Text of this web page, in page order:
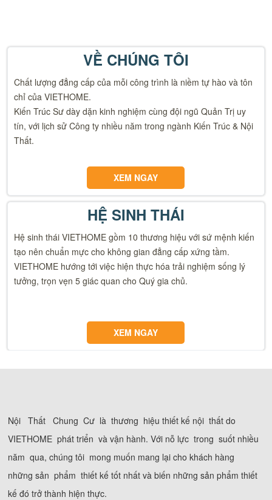
VỀ CHÚNG TÔI
Chất lượng đẳng cấp của mỗi công trình là niềm tự hào và tôn
chỉ của VIETHOME.
Kiến Trúc Sư dày dặn kinh nghiệm cùng đội ngũ Quản Trị uy
tín, với lịch sử Công ty nhiều năm trong ngành Kiến Trúc & Nội
Thất.
XEM NGAY
HỆ SINH THÁI
Hệ sinh thái VIETHOME gồm 10 thương hiệu với sứ mệnh kiến
tạo nên chuẩn mực cho không gian đẳng cấp xứng tầm.
VIETHOME hướng tới việc hiện thực hóa trải nghiệm sống lý
tưởng, trọn vẹn 5 giác quan cho Quý gia chủ.
XEM NGAY
Nội Thất Chung Cư là thương hiệu thiết kế nội thất do
VIETHOME phát triển và vận hành. Với nỗ lực trong suốt nhiều
năm qua, chúng tôi mong muốn mang lại cho khách hàng
những sản phẩm thiết kế tốt nhất và biến những sản phẩm thiết
kế đó trở thành hiện thực.